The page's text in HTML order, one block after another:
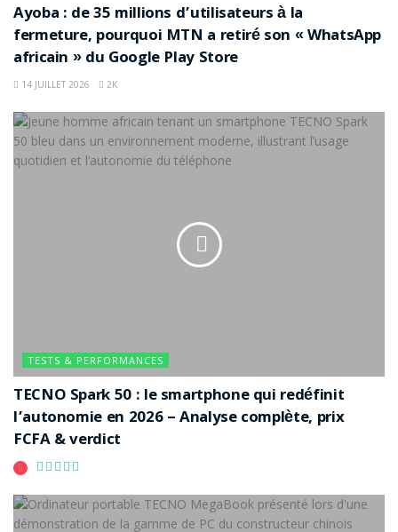
Ayoba : de 35 millions d’utilisateurs à la
fermeture, pourquoi MTN a retiré son « WhatsApp
africain » du Google Play Store
14 JUILLET 2026 2K
TESTS & PERFORMANCES
TECNO Spark 50 : le smartphone qui redéfinit
l’autonomie en 2026 – Analyse complète, prix
FCFA & verdict